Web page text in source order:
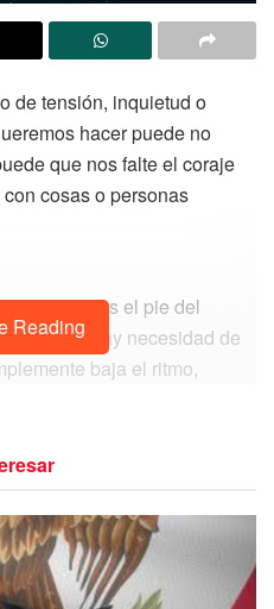
de tensión, inquietud o
hacer puede no
que nos falte el coraje
cosas o personas
que quites el pie del
así, no hay necesidad de
baja el ritmo,
de prioridades durante la
de tu cumpleaños comience
debido a la energía del
Reading